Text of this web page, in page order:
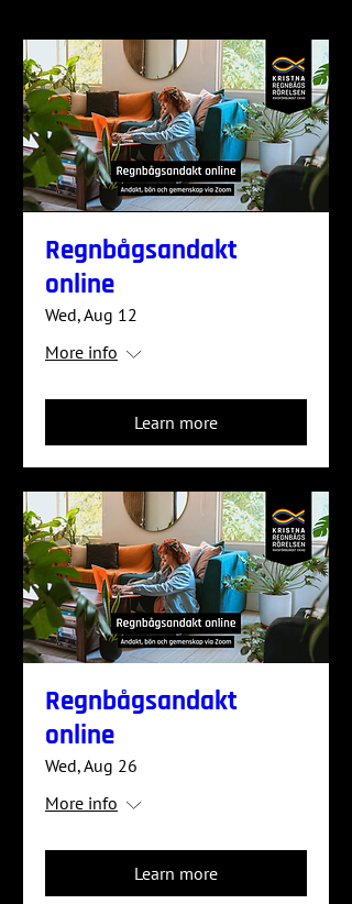
Regnbågsandakt
online
Wed, Aug 12
More info
Learn more
Regnbågsandakt
online
Wed, Aug 26
More info
Learn more